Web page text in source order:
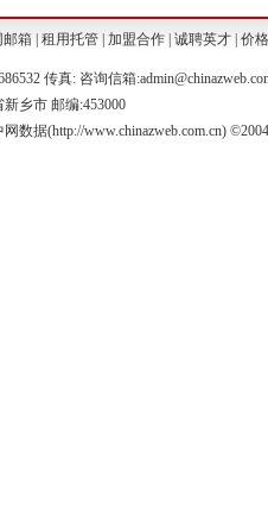
邮箱 租用托管 加盟合作 诚聘英才 价
传真: 咨询信箱
乡市 邮编:453000
数据(http://www.chinazweb.com.cn)